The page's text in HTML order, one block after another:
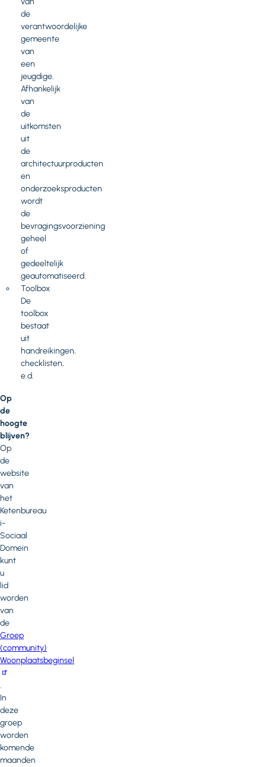
de
verantwoordelijke
gemeente
van
een
jeugdige.
Afhankelijk
van
de
uitkomsten
uit
de
architectuurproducten
en
onderzoeksproducten
wordt
de
bevragingsvoorziening
geheel
of
gedeeltelijk
geautomatiseerd.
Toolbox
De
toolbox
bestaat
uit
handreikingen,
checklisten,
e.d.
Op
de
hoogte
blijven?
Op
de
website
van
het
Ketenbureau
i-
Sociaal
Domein
kunt
u
lid
worden
van
de
Groep
(community)
Woonplaatsbeginsel
.
In
deze
groep
worden
komende
maanden